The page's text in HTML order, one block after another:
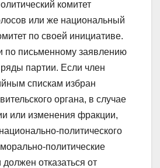
комитет
или же национальный
по своей инициативе.
по письменному заявлению
партии. Если член
спискам избран
органа, в случае
или изменения фракции,
политического
политические
должен отказаться от